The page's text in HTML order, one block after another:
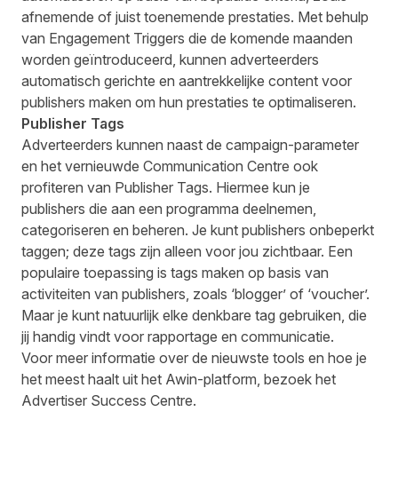
afnemende of juist toenemende prestaties. Met behulp
van Engagement Triggers die de komende maanden
worden geïntroduceerd, kunnen adverteerders
automatisch gerichte en aantrekkelijke content voor
publishers maken om hun prestaties te optimaliseren.
Publisher Tags
Adverteerders kunnen naast de campaign-parameter
en het vernieuwde Communication Centre ook
profiteren van Publisher Tags. Hiermee kun je
publishers die aan een programma deelnemen,
categoriseren en beheren. Je kunt publishers onbeperkt
taggen; deze tags zijn alleen voor jou zichtbaar. Een
populaire toepassing is tags maken op basis van
activiteiten van publishers, zoals ‘blogger’ of ‘voucher’.
Maar je kunt natuurlijk elke denkbare tag gebruiken, die
jij handig vindt voor rapportage en communicatie.
Voor meer informatie over de nieuwste tools en hoe je
het meest haalt uit het Awin-platform, bezoek het
Advertiser Success Centre.